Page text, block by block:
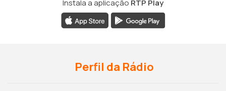
Instala a aplicação RTP Play
Perfil da Rádio